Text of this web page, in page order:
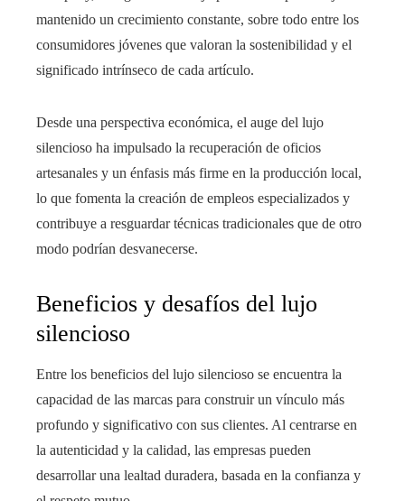
mantenido un crecimiento constante, sobre todo entre los
consumidores jóvenes que valoran la sostenibilidad y el
significado intrínseco de cada artículo.
Desde una perspectiva económica, el auge del lujo
silencioso ha impulsado la recuperación de oficios
artesanales y un énfasis más firme en la producción local,
lo que fomenta la creación de empleos especializados y
contribuye a resguardar técnicas tradicionales que de otro
modo podrían desvanecerse.
Beneficios y desafíos del lujo
silencioso
Entre los beneficios del lujo silencioso se encuentra la
capacidad de las marcas para construir un vínculo más
profundo y significativo con sus clientes. Al centrarse en
la autenticidad y la calidad, las empresas pueden
desarrollar una lealtad duradera, basada en la confianza y